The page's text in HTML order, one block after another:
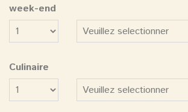
week-end
Nombre
Culinaire
Nombre